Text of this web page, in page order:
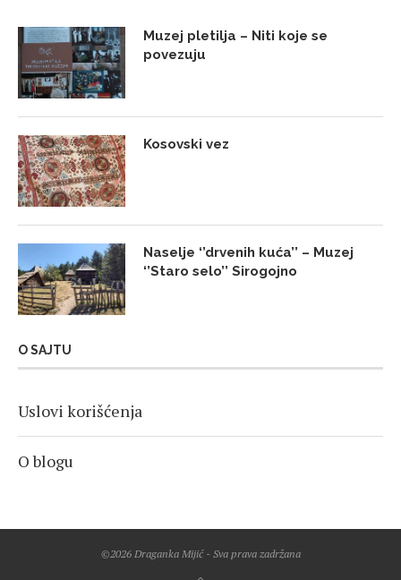
Muzej pletilja – Niti koje se
povezuju
Kosovski vez
Naselje ‘’drvenih kuća’’ – Muzej
‘’Staro selo’’ Sirogojno
O SAJTU
Uslovi korišćenja
O blogu
©2026 Draganka Mijić - Sva prava zadržana